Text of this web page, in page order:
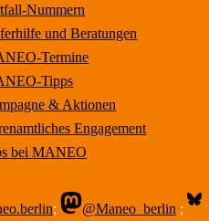
Nummern
und Beratungen
Termine
Tipps
& Aktionen
Engagement
bei MANEO
; @Maneo_berlin ;